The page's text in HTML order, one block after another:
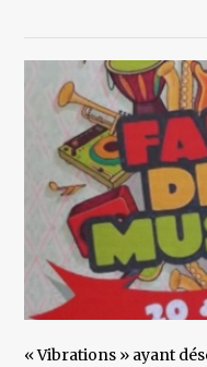
« Vibrations » ayant